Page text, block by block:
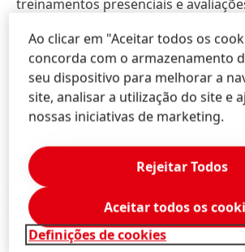
treinamentos presenciais e
apresentam um projeto para as
empresa, com a finalidade de
oportunidades de retenção de
o desenvolvimento dos estudantes
estágio.
Press Release (144 KB)
Ao clicar em "Aceitar todos os
concorda com o armazenamento
seu dispositivo para melhorar a
site, analisar a utilização do site e
nossas iniciativas de marketing.
Definições de cookies
Rejeitar Todos
Aceitar todos os